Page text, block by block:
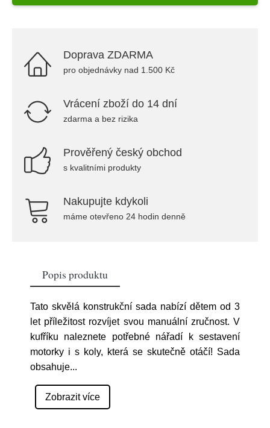
Doprava ZDARMA
pro objednávky nad 1.500 Kč
Vrácení zboží do 14 dní
zdarma a bez rizika
Prověřený český obchod
s kvalitními produkty
Nakupujte kdykoli
máme otevřeno 24 hodin denně
Popis produktu
Tato skvělá konstrukční sada nabízí dětem od 3
let příležitost rozvíjet svou manuální zručnost. V
kufříku naleznete potřebné nářadí k sestavení
motorky i s koly, která se skutečně otáčí! Sada
obsahuje...
Zobrazit více